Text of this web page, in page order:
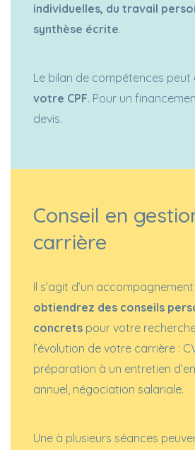
individuelles, du travail
synthèse écrite.
Le bilan de compétences peut
votre CPF. Pour un
devis.
Conseil en
carrière
Il s’agit d’un
obtiendrez des conseils
concrets pour votre
l’évolution de votre carrière :
préparation à un entretien
annuel, négociation salariale.
Une à plusieurs séances